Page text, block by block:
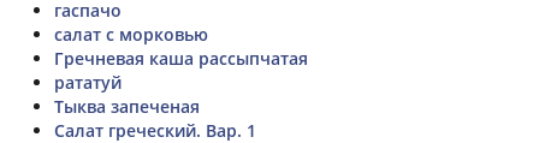
гаспачо
салат с морковью
Гречневая каша рассыпчатая
рататуй
Тыква запеченая
Салат греческий. Вар. 1